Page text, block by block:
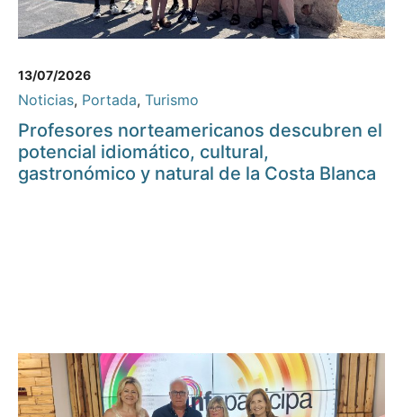
13/07/2026
Noticias, Portada, Turismo
Profesores norteamericanos descubren el
potencial idiomático, cultural,
gastronómico y natural de la Costa Blanca